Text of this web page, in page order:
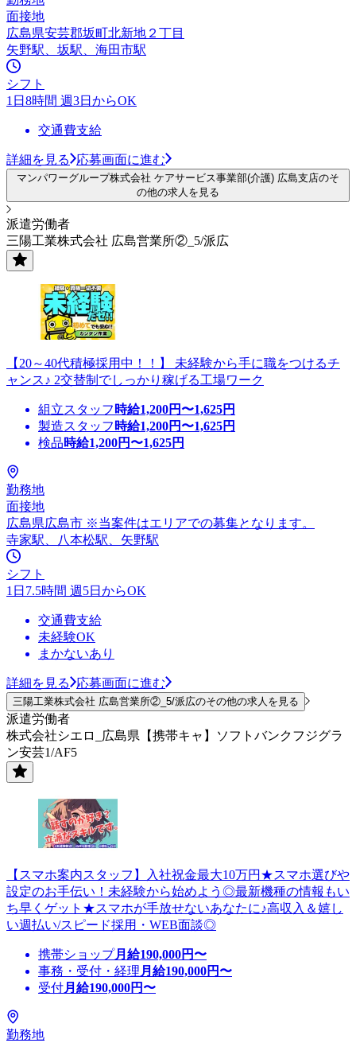
面接地
広島県安芸郡坂町北新地２丁目
矢野駅、坂駅、海田市駅
シフト
1日8時間 週3日からOK
交通費支給
詳細を見る 応募画面に進む
マンパワーグループ株式会社 ケアサービス事業部(介護) 広島支店のそ
の他の求人を見る
派遣労働者
三陽工業株式会社 広島営業所②_5/派広
【20～40代積極採用中！！】 未経験から手に職をつけるチ
ャンス♪ 2交替制でしっかり稼げる工場ワーク
組立スタッフ 時給1,200円〜1,625円
製造スタッフ 時給1,200円〜1,625円
検品時給1,200円〜1,625円
勤務地
面接地
広島県広島市 ※当案件はエリアでの募集となります。
寺家駅、八本松駅、矢野駅
シフト
1日7.5時間 週5日からOK
交通費支給
未経験OK
まかないあり
詳細を見る 応募画面に進む
三陽工業株式会社 広島営業所②_5/派広のその他の求人を見る
派遣労働者
株式会社シエロ_広島県【携帯キャ】ソフトバンクフジグラ
ン安芸1/AF5
【スマホ案内スタッフ】入社祝金最大10万円★スマホ選びや
設定のお手伝い！未経験から始めよう◎最新機種の情報もい
ち早くゲット★スマホが手放せないあなたに♪高収入＆嬉し
い週払い/スピード採用・WEB面談◎
携帯ショップ月給190,000円〜
事務・受付・経理 月給190,000円〜
受付月給190,000円〜
勤務地